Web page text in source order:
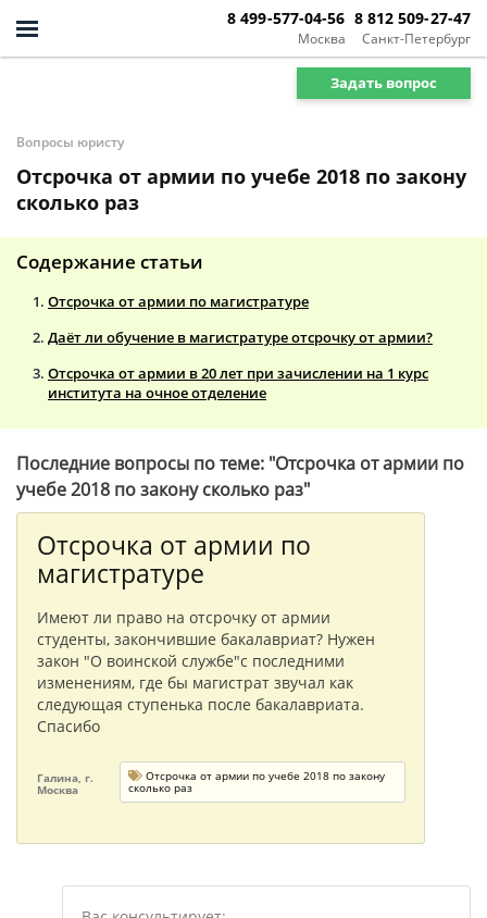
Москва
8 499-577-04-56
Санкт-Петербург
8 812 509-27-47
Задать вопрос
Вопросы юристу
Отсрочка от армии по учебе 2018 по закону
сколько раз
Содержание статьи
Отсрочка от армии по магистратуре
Даёт ли обучение в магистратуре отсрочку от армии?
Отсрочка от армии в 20 лет при зачислении на 1 курс
института на очное отделение
Последние вопросы по теме: "Отсрочка от армии по
учебе 2018 по закону сколько раз"
Отсрочка от армии по
магистратуре
Имеют ли право на отсрочку от армии
студенты, закончившие бакалавриат? Нужен
закон "О воинской службе"с последними
изменениям, где бы магистрат звучал как
следующая ступенька после бакалавриата.
Спасибо
Галина, г.
Москва
Отсрочка от армии по учебе 2018 по закону
сколько раз